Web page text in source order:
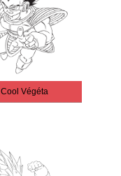
Cool Végéta